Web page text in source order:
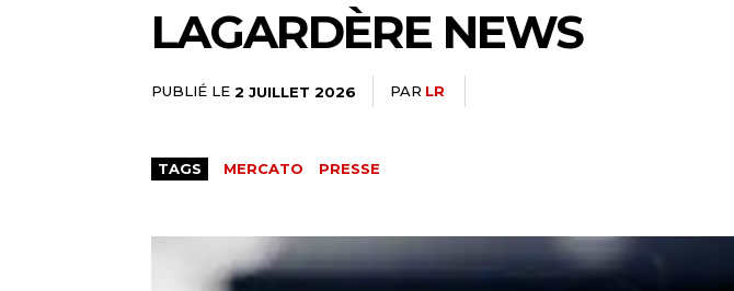
LAGARDÈRE NEWS
PUBLIÉ LE 2 JUILLET 2026 PAR LR
TAGS MERCATO PRESSE